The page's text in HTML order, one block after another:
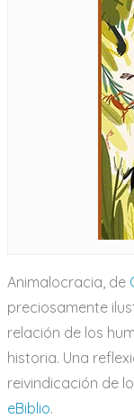
Animalocracia, de
preciosamente
relación de los
historia. Una
reivindicación de
eBiblio.